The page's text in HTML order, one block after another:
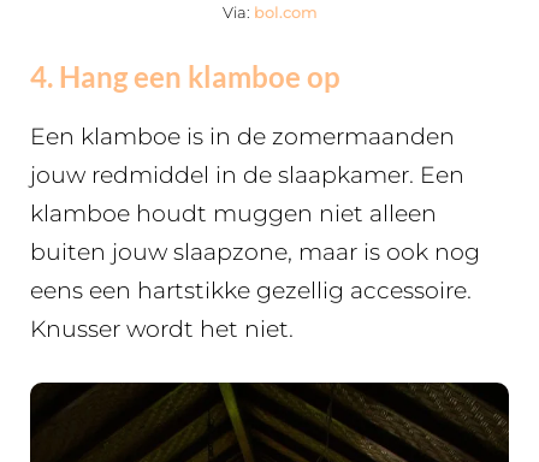
Via: bol.com
4. Hang een klamboe op
Een klamboe is in de zomermaanden
jouw redmiddel in de slaapkamer. Een
klamboe houdt muggen niet alleen
buiten jouw slaapzone, maar is ook nog
eens een hartstikke gezellig accessoire.
Knusser wordt het niet.